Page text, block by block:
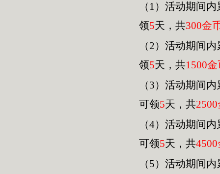
（1）活动期间
领5天，共300金
（2）活动期间
领5天，共1500金
（3）活动期间
可领5天，共2500
（4）活动期间
可领5天，共4500
（5）活动期间